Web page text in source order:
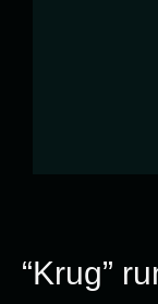
“Krug”